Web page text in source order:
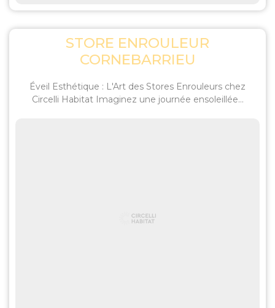
STORE ENROULEUR
CORNEBARRIEU
Éveil Esthétique : L'Art des Stores Enrouleurs chez
Circelli Habitat Imaginez une journée ensoleillée...